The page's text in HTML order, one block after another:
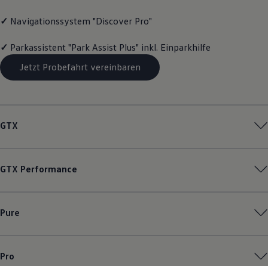
Lifestyle
Familie
Elektromobilität
Volkswagen R
Pannen- und Unfallhilfe
Volkswagen Kundenbetreuung
✓ Navigationssystem "Discover Pro"
✓ Parkassistent "Park Assist Plus" inkl. Einparkhilfe
Jetzt Probefahrt vereinbaren
GTX
GTX Performance
Pure
Pro